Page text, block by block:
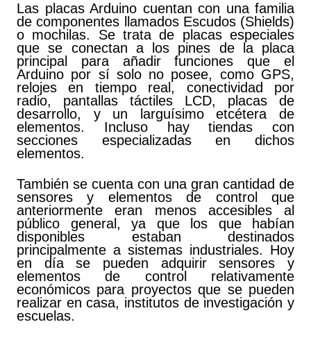
Las placas Arduino cuentan con una familia
de componentes llamados Escudos (Shields)
o mochilas. Se trata de placas especiales
que se conectan a los pines de la placa
principal para añadir funciones que el
Arduino por sí solo no posee, como GPS,
relojes en tiempo real, conectividad por
radio, pantallas táctiles LCD, placas de
desarrollo, y un larguísimo etcétera de
elementos. Incluso hay tiendas con
secciones especializadas en dichos
elementos.
También se cuenta con una gran cantidad de
sensores y elementos de control que
anteriormente eran menos accesibles al
público general, ya que los que habían
disponibles estaban destinados
principalmente a sistemas industriales. Hoy
en día se pueden adquirir sensores y
elementos de control relativamente
económicos para proyectos que se pueden
realizar en casa, institutos de investigación y
escuelas.